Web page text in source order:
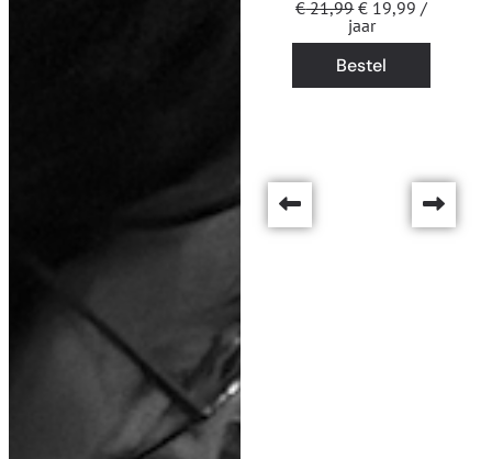
€21,99 € 19,99 /
jaar
Bestel